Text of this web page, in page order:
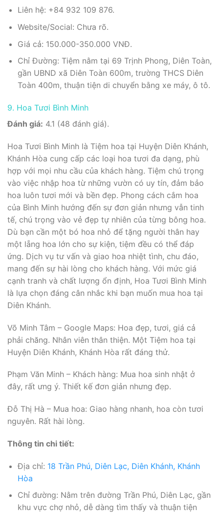
Liên hệ: +84 932 109 876.
Website/Social: Chưa rõ.
Giá cả: 150.000-350.000 VNĐ.
Chỉ Đường: Tiệm nằm tại 69 Trịnh Phong, Diên Toàn,
gần UBND xã Diên Toàn 600m, trường THCS Diên
Toàn 400m, thuận tiện di chuyển bằng xe máy, ô tô.
9. Hoa Tươi Bình Minh
Đánh giá: 4.1 (48 đánh giá).
Hoa Tươi Bình Minh là Tiệm hoa tại Huyện Diên Khánh,
Khánh Hòa cung cấp các loại hoa tươi đa dạng, phù
hợp với mọi nhu cầu của khách hàng. Tiệm chú trọng
vào việc nhập hoa từ những vườn có uy tín, đảm bảo
hoa luôn tươi mới và bền đẹp. Phong cách cắm hoa
của Bình Minh hướng đến sự đơn giản nhưng vẫn tinh
tế, chú trọng vào vẻ đẹp tự nhiên của từng bông hoa.
Dù bạn cần một bó hoa nhỏ để tặng người thân hay
một lẵng hoa lớn cho sự kiện, tiệm đều có thể đáp
ứng. Dịch vụ tư vấn và giao hoa nhiệt tình, chu đáo,
mang đến sự hài lòng cho khách hàng. Với mức giá
cạnh tranh và chất lượng ổn định, Hoa Tươi Bình Minh
là lựa chọn đáng cân nhắc khi bạn muốn mua hoa tại
Diên Khánh.
Võ Minh Tâm – Google Maps: Hoa đẹp, tươi, giá cả
phải chăng. Nhân viên thân thiện. Một Tiệm hoa tại
Huyện Diên Khánh, Khánh Hòa rất đáng thử.
Phạm Văn Minh – Khách hàng: Mua hoa sinh nhật ở
đây, rất ưng ý. Thiết kế đơn giản nhưng đẹp.
Đỗ Thị Hà – Mua hoa: Giao hàng nhanh, hoa còn tươi
nguyên. Rất hài lòng.
Thông tin chi tiết:
Địa chỉ: 18 Trần Phú, Diên Lạc, Diên Khánh, Khánh
Hòa
Chỉ đường: Nằm trên đường Trần Phú, Diên Lạc, gần
khu vực chợ nhỏ, dễ dàng tìm thấy và thuận tiện